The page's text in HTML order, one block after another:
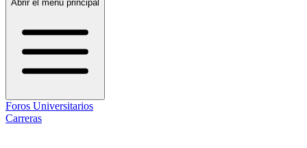
Abrir el menú principal
Foros Universitarios
Carreras